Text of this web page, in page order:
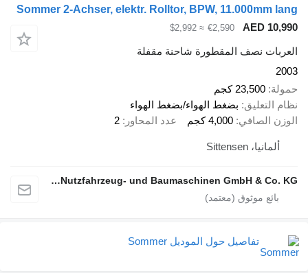
Sommer 2-Achser, elektr. Rolltor, BPW, 11.000mm lang
AED 10,990
€2,590
≈ $2,992
العربات نصف المقطورة شاحنة مقفلة
2003
حمولة 23,500 كجم
نظام التعليق بضغط الهواء/بضغط الهواء
الوزن الصافي 4,000 كجم عدد المحاور 2
ألمانيا، Sittensen
alga Nutzfahrzeug- und Baumaschinen GmbH & Co. KG
تفاصيل حول الموديل Sommer